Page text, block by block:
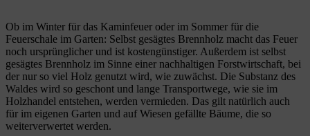
Ob im Winter für das Kaminfeuer oder im Sommer für die
Feuerschale im Garten: Selbst gesägtes Brennholz macht das Feuer
noch ursprünglicher und ist kostengünstiger. Außerdem ist selbst
gesägtes Brennholz im Sinne einer nachhaltigen Forstwirtschaft, bei
der nur so viel Holz genutzt wird, wie zuwächst. Die Substanz des
Waldes wird so geschont und lange Transportwege, wie sie im
Holzhandel entstehen, werden vermieden. Das gilt natürlich auch
für im eigenen Garten und auf Wiesen gefällte Bäume, die so
weiterverwertet werden.